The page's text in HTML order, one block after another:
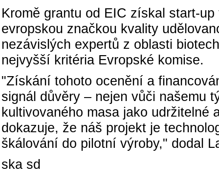
Kromě grantu od EIC získal start-
evropskou značkou kvality
nezávislých expertů z oblasti
nejvyšší kritéria Evropské komise.
"Získání tohoto ocenění a
signál důvěry – nejen vůči našemu
kultivovaného masa jako udržitelné
dokazuje, že náš projekt je
škálování do pilotní výroby," dodal
ska sd